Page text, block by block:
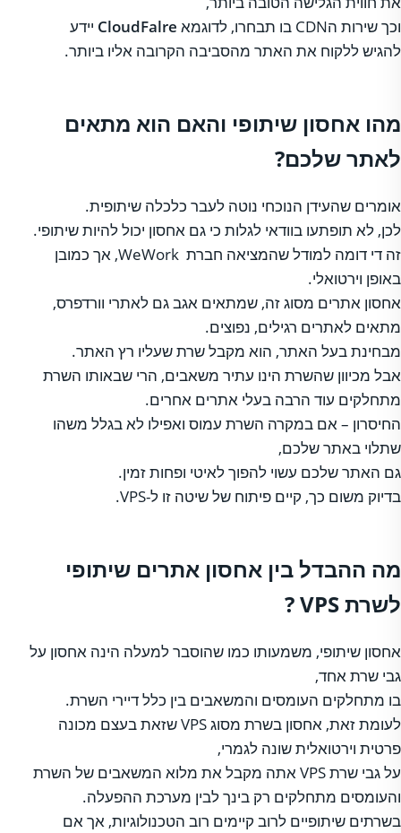
וכך שירות הCDN בו תבחרו, לדוגמא
CloudFalre יידע
להגיש ללקוח את האתר מהסביבה הקרובה אליו ביותר.
מהו אחסון שיתופי והאם הוא מתאים
לאתר שלכם?
אומרים שהעידן הנוכחי נוטה לעבר כלכלה שיתופית.
לכן, לא תופתעו בוודאי לגלות כי גם אחסון יכול להיות שיתופי.
זה די דומה למודל שהמציאה חברת WeWork, אך כמובן
באופן וירטואלי.
אחסון אתרים מסוג זה, שמתאים אגב גם לאתרי וורדפרס,
מתאים לאתרים רגילים, נפוצים.
מבחינת בעל האתר, הוא מקבל שרת שעליו רץ האתר.
אבל מכיוון שהשרת הינו עתיר משאבים, הרי שבאותו השרת
מתחלקים עוד הרבה בעלי אתרים אחרים.
החיסרון – אם במקרה השרת עמוס ואפילו לא בגלל משהו
שתלוי באתר שלכם,
גם האתר שלכם עשוי להפוך לאיטי ופחות זמין.
בדיוק משום כך, קיים פיתוח של שיטה זו ל-VPS.
מה ההבדל בין אחסון אתרים שיתופי
לשרת VPS ?
אחסון שיתופי, משמעותו כמו שהוסבר למעלה הינה אחסון על
גבי שרת אחד,
בו מתחלקים העומסים והמשאבים בין כלל דיירי השרת.
לעומת זאת, אחסון בשרת מסוג VPS שזאת בעצם מכונה
פרטית וירטואלית שונה לגמרי,
על גבי שרת VPS אתה מקבל את מלוא המשאבים של השרת
והעומסים מתחלקים רק בינך לבין מערכת ההפעלה.
בשרתים שיתופיים לרוב קיימים רוב הטכנולוגיות, אך אם